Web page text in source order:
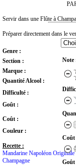
Note
Coût
Goût
Servir dans une Flûte à
Préparer directement dans le
Genre :
Section :
Marque :
Quantité Alcool :
Difficulté :
Goût :
Coût :
Couleur :
Recette :
Mandarine Napoléon Originale
Champagne